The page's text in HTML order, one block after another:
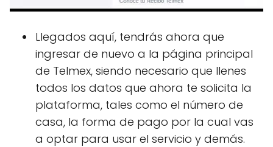
Llegados aquí, tendrás ahora que
ingresar de nuevo a la página principal
de Telmex, siendo necesario que llenes
todos los datos que ahora te solicita la
plataforma, tales como el número de
casa, la forma de pago por la cual vas
a optar para usar el servicio y demás.